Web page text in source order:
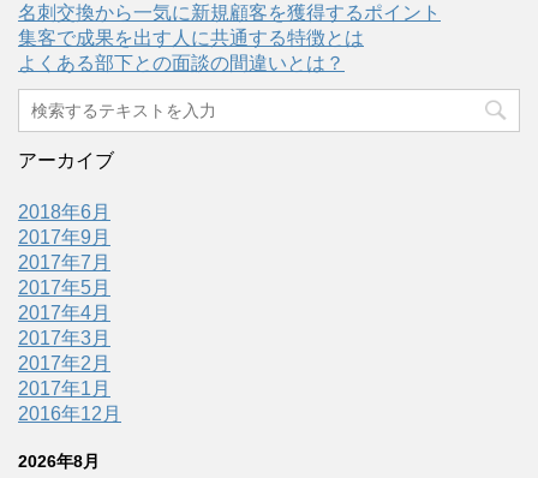
名刺交換から一気に新規顧客を獲得するポイント
集客で成果を出す人に共通する特徴とは
よくある部下との面談の間違いとは？
アーカイブ
2018年6月
2017年9月
2017年7月
2017年5月
2017年4月
2017年3月
2017年2月
2017年1月
2016年12月
2026年8月